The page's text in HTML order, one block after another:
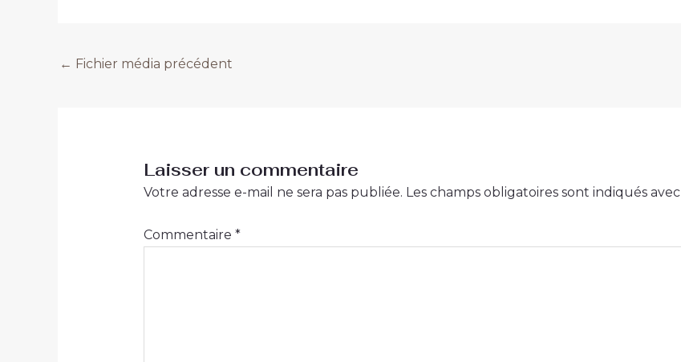
← Fichier média précédent
Laisser un commentaire
Votre adresse e-mail ne sera pas publiée. Les champs obligatoires sont indiqués avec
Commentaire *